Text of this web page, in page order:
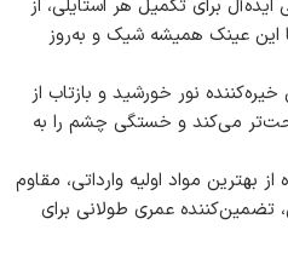
برای تکمیل هر استایلی، از
این عینک همیشه شیک و به‌روز
نور خورشید و بازتاب از
می‌کند و خستگی چشم را به
بهترین مواد اولیه وارداتی، مقاوم
عمری طولانی برای